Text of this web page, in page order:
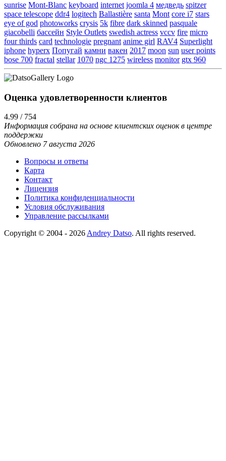
sunrise Mont-Blanc keyboard internet joomla 4 медведь spitzer
space telescope ddr4 logitech Ballastière santa Mont core i7 stars
eye of god photoworks crysis 5k fibre dark skinned pasquale
giacobelli бассейн Style Outlets swedish actress vccv fire micro
four thirds card technologie pregnant anime girl RAV4 Superlight
iphone hyperx Попугай камни вакен 2017 moon sun user points
bose 700 fractal stellar 1070 ngc 1275 wireless monitor gtx 960
Оценка удовлетворенности клиентов
4.99 / 754
Информация собрана на основе клиентских оценок в центре
поддержки
Обновлено 7 августа 2026
Вопросы и ответы
Карта
Контакт
Лицензия
Политика конфиденциальности
Условия обслуживания
Управление рассылками
Copyright © 2004 - 2026Andrey Datso. All rights reserved.